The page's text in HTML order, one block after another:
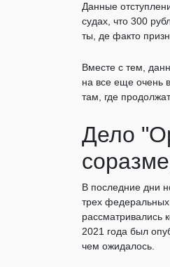
Данные
судах, что 300
ты, де факто
Вместе с тем,
на все еще очень
там, где
Дело
В последние дни
трех
рассматривались
2021 года был
чем ожидалось.